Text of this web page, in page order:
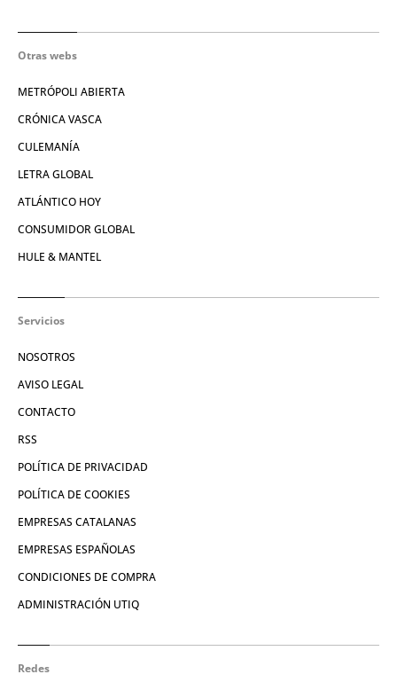
Otras webs
METRÓPOLI ABIERTA
CRÓNICA VASCA
CULEMANÍA
LETRA GLOBAL
ATLÁNTICO HOY
CONSUMIDOR GLOBAL
HULE & MANTEL
Servicios
NOSOTROS
AVISO LEGAL
CONTACTO
RSS
POLÍTICA DE PRIVACIDAD
POLÍTICA DE COOKIES
EMPRESAS CATALANAS
EMPRESAS ESPAÑOLAS
CONDICIONES DE COMPRA
ADMINISTRACIÓN UTIQ
Redes